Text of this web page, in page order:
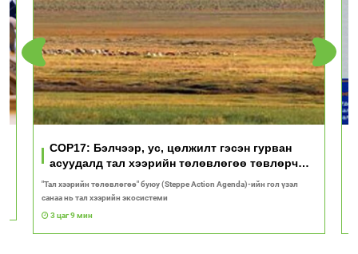
COP17: Бэлчээр, ус, цөлжилт гэсэн гурван
асуудалд тал хээрийн төлөвлөгөө төвлөрч
байна
"Тал хээрийн төлөвлөгөө" буюу (Steppe Action Agenda)-ийн гол үзэл
санаа нь тал хээрийн экосистеми
3 цаг 9 мин